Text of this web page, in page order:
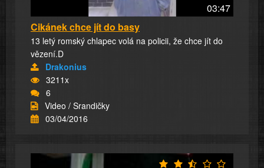
03:47
Cikánek chce jít do basy
13 letý romský chlapec volá na policii, že chce jít do
vězení.D
Drakonius
3211x
6
Video / Srandičky
03/04/2016